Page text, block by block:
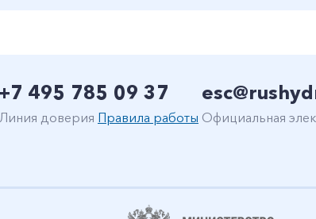
+7 495 785 09 37
доверия Правила работы Официальная